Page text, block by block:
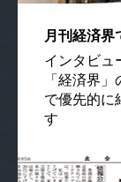
月刊経済界
インタビュ
「経済界」
で優先的に
す